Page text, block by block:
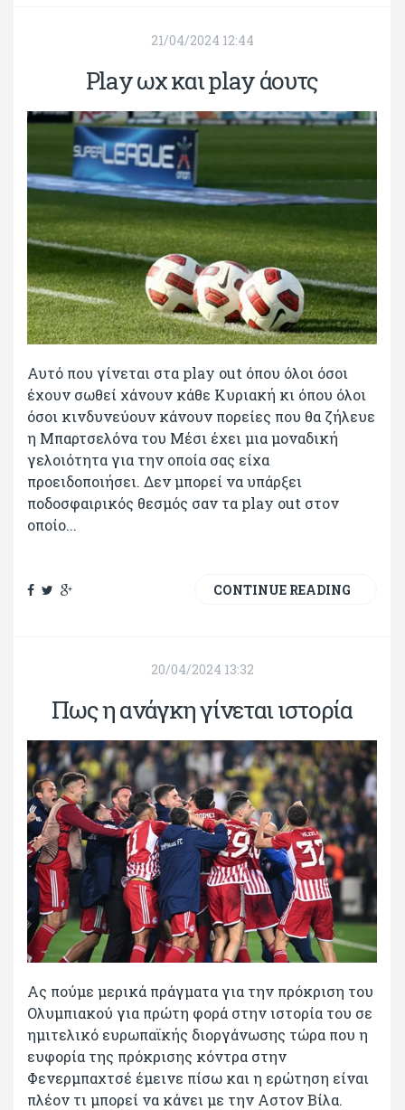
21/04/2024 12:44
Play ωχ και play άουτς
Αυτό που γίνεται στα play out όπου όλοι όσοι
έχουν σωθεί χάνουν κάθε Κυριακή κι όπου όλοι
όσοι κινδυνεύουν κάνουν πορείες που θα ζήλευε
η Μπαρτσελόνα του Μέσι έχει μια μοναδική
γελοιότητα για την οποία σας είχα
προειδοποιήσει. Δεν μπορεί να υπάρξει
ποδοσφαιρικός θεσμός σαν τα play out στον
οποίο...
CONTINUE READING
20/04/2024 13:32
Πως η ανάγκη γίνεται ιστορία
Ας πούμε μερικά πράγματα για την πρόκριση του
Ολυμπιακού για πρώτη φορά στην ιστορία του σε
ημιτελικό ευρωπαϊκής διοργάνωσης τώρα που η
ευφορία της πρόκρισης κόντρα στην
Φενερμπαχτσέ έμεινε πίσω και η ερώτηση είναι
πλέον τι μπορεί να κάνει με την Αστον Βίλα.